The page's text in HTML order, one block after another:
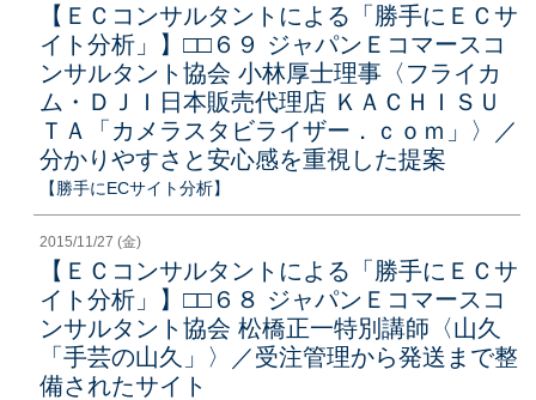
【ＥＣコンサルタントによる「勝手にＥＣサ
イト分析」】□□６９ ジャパンＥコマースコ
ンサルタント協会 小林厚士理事〈フライカ
ム・ＤＪＩ日本販売代理店 ＫＡＣＨＩＳＵ
ＴＡ「カメラスタビライザー．ｃｏｍ」〉／
分かりやすさと安心感を重視した提案
【勝手にECサイト分析】
2015/11/27 (金)
【ＥＣコンサルタントによる「勝手にＥＣサ
イト分析」】□□６８ ジャパンＥコマースコ
ンサルタント協会 松橋正一特別講師〈山久
「手芸の山久」〉／受注管理から発送まで整
備されたサイト